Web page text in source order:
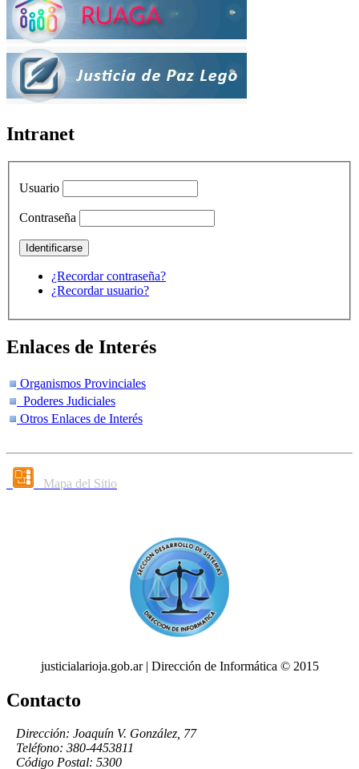
Intranet
Usuario
Contraseña
¿Recordar contraseña?
¿Recordar usuario?
Enlaces de Interés
Organismos Provinciales
Poderes Judiciales
Otros Enlaces de Interés
Mapa del Sitio
justicialarioja.gob.ar | Dirección de Informática © 2015
Contacto
Dirección: Joaquín V. González, 77
Teléfono: 380-4453811
Código Postal: 5300